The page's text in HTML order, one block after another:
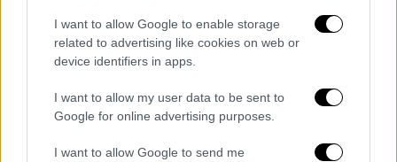
I want to allow Google to enable storage
related to advertising like cookies on web or
device identifiers in apps.
I want to allow my user data to be sent to
Google for online advertising purposes.
I want to allow Google to send me